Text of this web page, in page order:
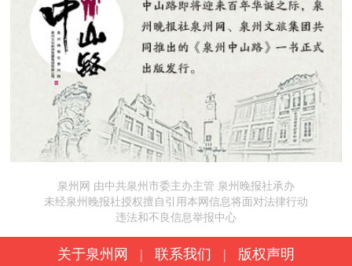
泉州网 由中共泉州市委主办主管 泉州晚报社承办
未经泉州晚报社授权擅自引用本网信息将面对法律行动
违法和不良信息举报中心
关于泉州网 | 联系我们 | 版权声明